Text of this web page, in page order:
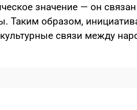
значение — он
Таким образом,
связи между